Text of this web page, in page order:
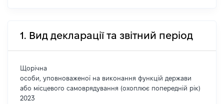
1. Вид декларації та звітний період
Щорічна
особи, уповноваженої на виконання функцій держави
або місцевого самоврядування (охоплює попередній рік)
2023